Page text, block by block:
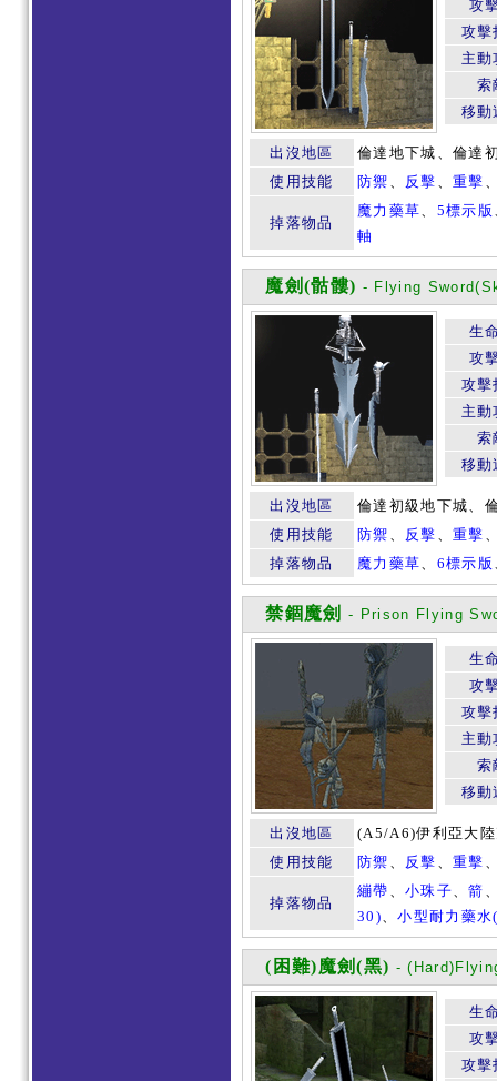
攻
攻擊
主動
索
移動
出沒地區
倫達地下城、倫達
使用技能
防禦 、 反擊 、重擊
掉落物品
魔力藥草、 5標示版
軸
魔劍(骷髏) - Flying
生
攻
攻擊
主動
索
移動
出沒地區
倫達初級地下城、
使用技能
防禦 、 反擊 、重擊
掉落物品
魔力藥草、 6標示版
禁錮魔劍 - Prison Flying
生
攻
攻擊
主動
索
移動
出沒地區
(A5/A6)伊利亞大
使用技能
防禦 、 反擊 、重擊
掉落物品
繃帶 、小珠子、箭
30)、小型耐力藥
(困難)魔劍(黑) -
生
攻
攻擊